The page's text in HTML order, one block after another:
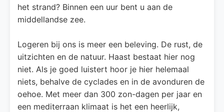
het strand? Binnen een uur bent u aan de
middellandse zee.
Logeren bij ons is meer een beleving. De rust, de
uitzichten en de natuur. Haast bestaat hier nog
niet. Als je goed luistert hoor je hier helemaal
niets, behalve de cyclades en in de avonduren de
oehoe. Met meer dan 300 zon-dagen per jaar en
een mediterraan klimaat is het een heerlijk,